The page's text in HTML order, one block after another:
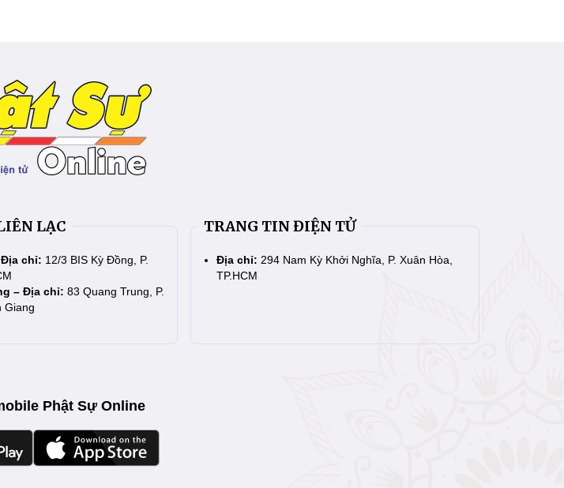
LẠC
chỉ: 12/3 BIS Kỳ Đồng, P.
– Địa chỉ: 83 Quang Trung, P.
Giang
TRANG TIN ĐIỆN TỬ
Địa chỉ: 294 Nam Kỳ Khởi Nghĩa, P. Xuân Hòa,
TP.HCM
Phật Sự Online